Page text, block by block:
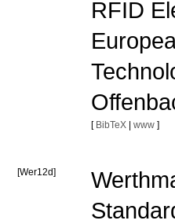
RFID
[ BibTeX| www ]
[Wer12d]